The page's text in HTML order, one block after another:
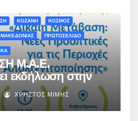
ΚΟΖΑΝΗ ΚΟΣΜΟΣ
ΜΑΚΕΔΟΝΙΑΣ ΠΡΩΤΟΣΕΛΙΔΟ
Μ.Α.Ε.
εκδήλωση στην
«ΔΙΚΑΙΗ
προοπτικές
ΧΡΉΣΤΟΣ ΜΊΜΗΣ